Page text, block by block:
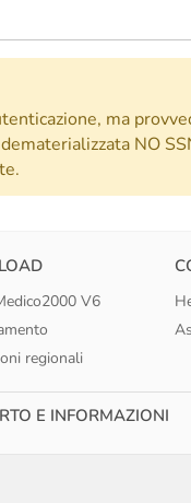
ma
NO
V6
regionali
E INFORMAZIONI